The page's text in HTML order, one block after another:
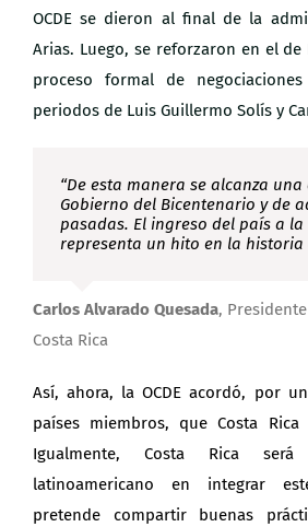
OCDE se dieron al final de la
Arias. Luego, se reforzaron en el de
proceso formal de
periodos de Luis Guillermo Solís y
“De esta manera se alcanza
Gobierno del Bicentenario y de
pasadas. El ingreso del país a la
representa un hito en la historia
Carlos Alvarado Quesada,
Costa Rica
Así, ahora, la OCDE acordó, por
países miembros, que Costa
Igualmente, Costa Rica
latinoamericano en integrar
pretende compartir buenas